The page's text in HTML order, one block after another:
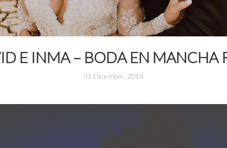
E INMA – BODA EN MANCHA
31 Diciembre, 2014